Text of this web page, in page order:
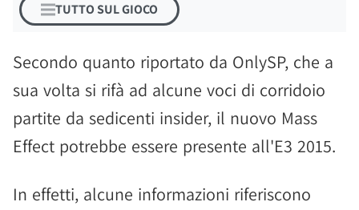
TUTTO SUL GIOCO
Secondo quanto riportato da OnlySP, che a
sua volta si rifà ad alcune voci di corridoio
partite da sedicenti insider, il nuovo Mass
Effect potrebbe essere presente all'E3 2015.
In effetti, alcune informazioni riferiscono